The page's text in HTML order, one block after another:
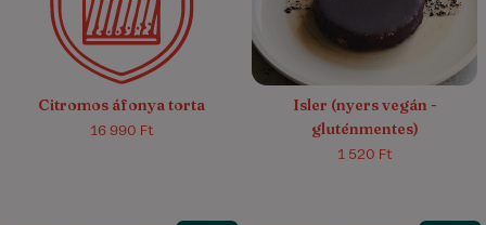
4.8/5 (4)
Citromos áfonya torta
16 990 Ft
Isler (nyers vegán -
gluténmentes)
1 520 Ft